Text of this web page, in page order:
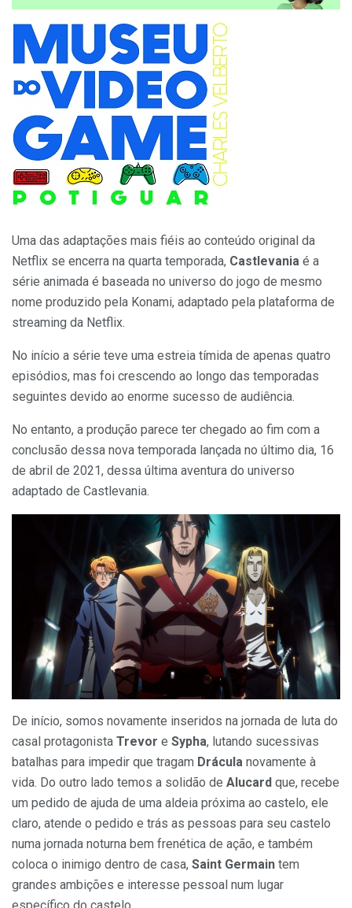
Uma das adaptações mais fiéis ao conteúdo original da
Netflix se encerra na quarta temporada, Castlevania é a
série animada é baseada no universo do jogo de mesmo
nome produzido pela Konami, adaptado pela plataforma de
streaming da Netflix.
No início a série teve uma estreia tímida de apenas quatro
episódios, mas foi crescendo ao longo das temporadas
seguintes devido ao enorme sucesso de audiência.
No entanto, a produção parece ter chegado ao fim com a
conclusão dessa nova temporada lançada no último dia, 16
de abril de 2021, dessa última aventura do universo
adaptado de Castlevania.
De início, somos novamente inseridos na jornada de luta do
casal protagonista Trevor e Sypha, lutando sucessivas
batalhas para impedir que tragam Drácula novamente à
vida. Do outro lado temos a solidão de Alucard que, recebe
um pedido de ajuda de uma aldeia próxima ao castelo, ele
claro, atende o pedido e trás as pessoas para seu castelo
numa jornada noturna bem frenética de ação, e também
coloca o inimigo dentro de casa, Saint Germain tem
grandes ambições e interesse pessoal num lugar